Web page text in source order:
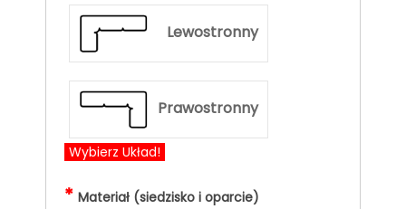
Lewostronny
Prawostronny
Wybierz Układ!
* Materiał (siedzisko i oparcie)